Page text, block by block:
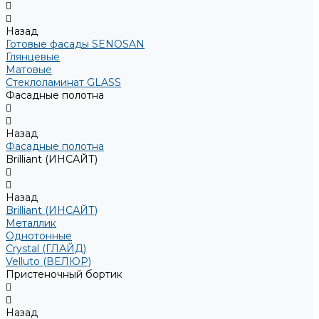
Назад
Готовые фасады SENOSAN
Глянцевые
Матовые
Стеклоламинат GLASS
Фасадные полотна
Назад
Фасадные полотна
Brilliant (ИНСАЙТ)
Назад
Brilliant (ИНСАЙТ)
Металлик
Однотонные
Crystal (ГЛАЙД)
Velluto (ВЕЛЮР)
Пристеночный бортик
Назад